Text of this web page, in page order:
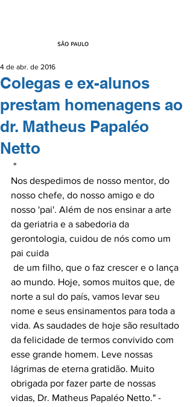
Colegas e ex-alunos
prestam homenagens ao
dr. Matheus Papaléo
Netto
4 de abr. de 2016
"
Nos despedimos de nosso mentor, do
nosso chefe, do nosso amigo e do
nosso 'pai'. Além de nos ensinar a arte
da geriatria e a sabedoria da
gerontologia, cuidou de nós como um
pai cuida
de um filho, que o faz crescer e o lança
ao mundo. Hoje, somos muitos que, de
norte a sul do país, vamos levar seu
nome e seus ensinamentos para toda a
vida. As saudades de hoje são resultado
da felicidade de termos convivido com
esse grande homem. Leve nossas
lágrimas de eterna gratidão. Muito
obrigada por fazer parte de nossas
vidas, Dr. Matheus Papaléo Netto." -